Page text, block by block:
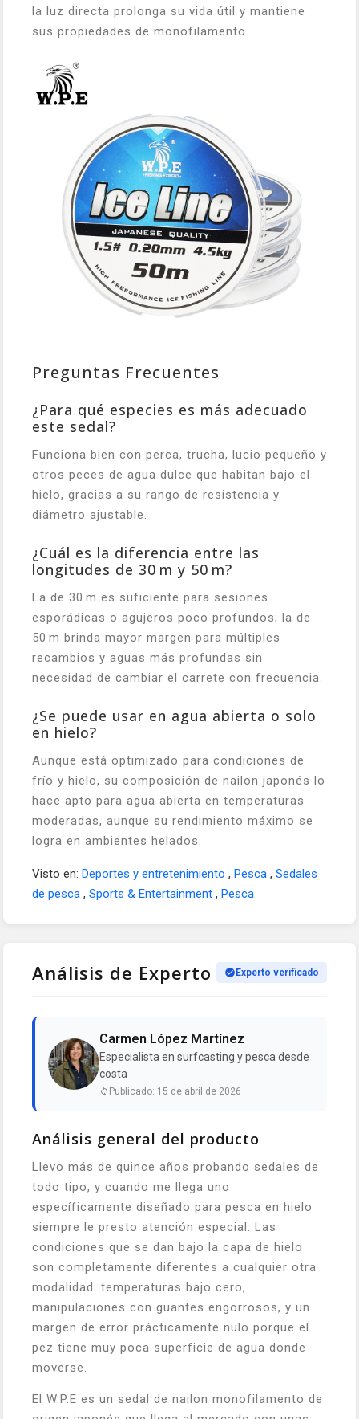
la luz directa prolonga su vida útil y mantiene
sus propiedades de monofilamento.
Preguntas Frecuentes
¿Para qué especies es más adecuado
este sedal?
Funciona bien con perca, trucha, lucio pequeño y
otros peces de agua dulce que habitan bajo el
hielo, gracias a su rango de resistencia y
diámetro ajustable.
¿Cuál es la diferencia entre las
longitudes de 30 m y 50 m?
La de 30 m es suficiente para sesiones
esporádicas o agujeros poco profundos; la de
50 m brinda mayor margen para múltiples
recambios y aguas más profundas sin
necesidad de cambiar el carrete con frecuencia.
¿Se puede usar en agua abierta o solo
en hielo?
Aunque está optimizado para condiciones de
frío y hielo, su composición de nailon japonés lo
hace apto para agua abierta en temperaturas
moderadas, aunque su rendimiento máximo se
logra en ambientes helados.
Visto en: Deportes y entretenimiento , Pesca , Sedales
de pesca , Sports & Entertainment , Pesca
Análisis de Experto Experto verificado
Carmen López Martínez
Especialista en surfcasting y pesca desde
costa
Publicado: 15 de abril de 2026
Análisis general del producto
Llevo más de quince años probando sedales de
todo tipo, y cuando me llega uno
específicamente diseñado para pesca en hielo
siempre le presto atención especial. Las
condiciones que se dan bajo la capa de hielo
son completamente diferentes a cualquier otra
modalidad: temperaturas bajo cero,
manipulaciones con guantes engorrosos, y un
margen de error prácticamente nulo porque el
pez tiene muy poca superficie de agua donde
moverse.
El W.P.E es un sedal de nailon monofilamento de